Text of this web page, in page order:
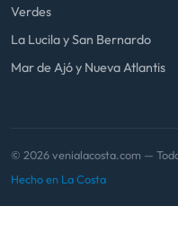
Verdes
La Lucila y San Bernardo
Mar de Ajó y Nueva Atlantis
© 2026 venialacosta.com —
Hecho en La Costa